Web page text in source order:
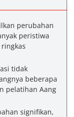
perubahan
peristiwa
tidak
beberapa
pelatihan Aang
signifikan,